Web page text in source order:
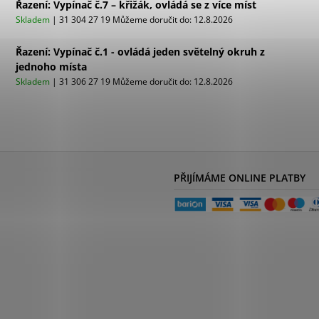
Řazení: Vypínač č.7 – křižák, ovládá se z více míst
Skladem | 31 304 27 19 Můžeme doručit do: 12.8.2026
Řazení: Vypínač č.1 - ovládá jeden světelný okruh z
jednoho místa
Skladem | 31 306 27 19 Můžeme doručit do: 12.8.2026
PŘIJÍMÁME ONLINE PLATBY